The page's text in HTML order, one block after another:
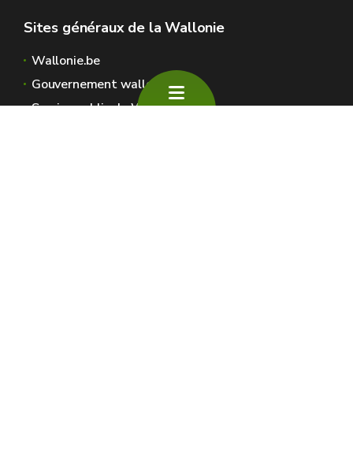
Sites généraux de la Wallonie
Wallonie.be
Gouvernement wallon
Service public de Wallonie